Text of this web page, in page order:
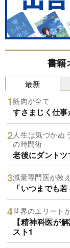
書籍
最新
筋肉が全て
すさまじく仕
人生は気づかぬ
の時間術
老後にダント
減量専門医が教
「いつまでも
世界のエリート
【精神科医が
スト1